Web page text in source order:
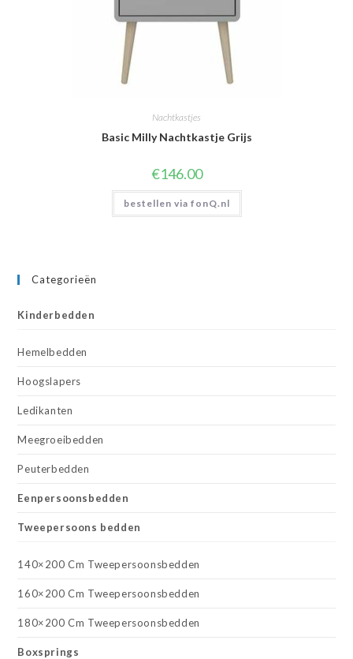
Nachtkastjes
Basic Milly Nachtkastje Grijs
€146.00
bestellen via fonQ.nl
Categorieën
Kinderbedden
Hemelbedden
Hoogslapers
Ledikanten
Meegroeibedden
Peuterbedden
Eenpersoonsbedden
Tweepersoons bedden
140×200 Cm Tweepersoonsbedden
160×200 Cm Tweepersoonsbedden
180×200 Cm Tweepersoonsbedden
Boxsprings